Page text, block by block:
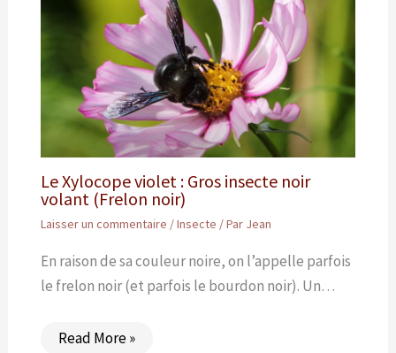
Le Xylocope violet : Gros insecte noir
volant (Frelon noir)
Laisser un commentaire /Insecte / Par Jean
En raison de sa couleur noire, on l’appelle parfois
le frelon noir (et parfois le bourdon noir). Un…
Read More »